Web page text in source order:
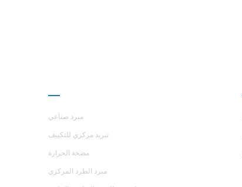
مبرد صناعي
تبريد مركزي للتكييف
مضخة الحرارة
مبرد الطرد المركزي